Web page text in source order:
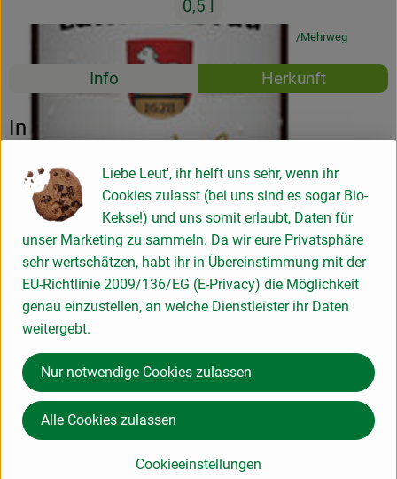
0,5 l
/ 0,5 l 3,58 €/ Liter Mehrweg
Rezepte
Info Herkunft
Entdecke passende Rezepte
Info
Produktinformationen
Zutaten
Produktdatenblatt
Herkunft
Liebe Leut', ihr helft uns sehr, wenn ihr
Cookies zulasst (bei uns sind es sogar Bio-
Kekse!) und uns somit erlaubt, Daten für
unser Marketing zu sammeln. Da wir eure Privatsphäre
sehr wertschätzen, habt ihr in Übereinstimmung mit der
EU-Richtlinie 2009/136/EG (E-Privacy) die Möglichkeit
genau einzustellen, an welche Dienstleister ihr Daten
weitergebt.
Cookieeinstellungen
Nur notwendige Cookies zulassen
Alle Cookies zulassen